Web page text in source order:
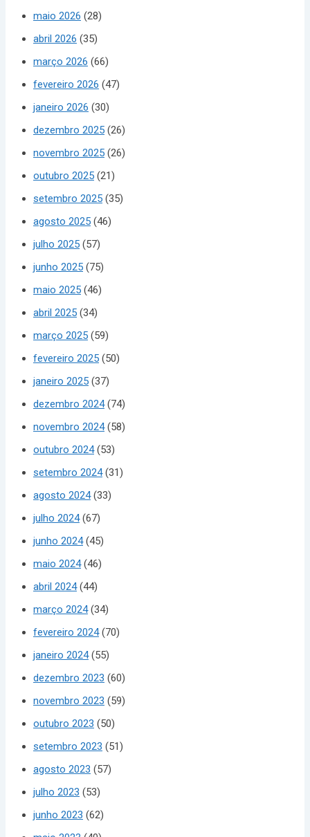
maio 2026 (28)
abril 2026 (35)
março 2026 (66)
fevereiro 2026 (47)
janeiro 2026 (30)
dezembro 2025 (26)
novembro 2025 (26)
outubro 2025 (21)
setembro 2025 (35)
agosto 2025 (46)
julho 2025 (57)
junho 2025 (75)
maio 2025 (46)
abril 2025 (34)
março 2025 (59)
fevereiro 2025 (50)
janeiro 2025 (37)
dezembro 2024(74)
novembro 2024(58)
outubro 2024(53)
setembro 2024(31)
agosto 2024(33)
julho 2024(67)
junho 2024(45)
maio 2024(46)
abril 2024(44)
março 2024(34)
fevereiro 2024(70)
janeiro 2024(55)
dezembro 2023 (60)
novembro 2023 (59)
outubro 2023 (50)
setembro 2023 (51)
agosto 2023 (57)
julho 2023 (53)
junho 2023 (62)